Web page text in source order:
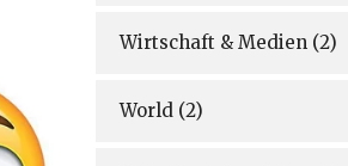
Wirtschaft & Medien (2)
World (2)